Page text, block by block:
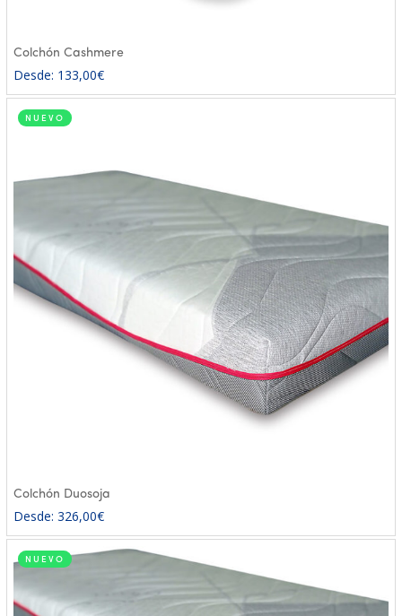
Colchón Cashmere
Desde: 133,00€
NUEVO
Colchón Duosoja
Desde: 326,00€
NUEVO